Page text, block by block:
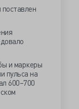
и маркеры
пульса на
600–700